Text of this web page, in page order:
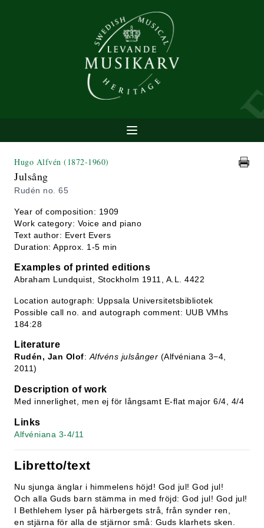
Hugo Alfvén (1872-1960)
Julsång
Rudén no. 65
Year of composition: 1909
Work category: Voice and piano
Text author: Evert Evers
Duration: Approx. 1-5 min
Examples of printed editions
Abraham Lundquist, Stockholm 1911, A.L. 4422
Location autograph: Uppsala Universitetsbibliotek
Possible call no. and autograph comment: UUB VMhs
184:28
Literature
Rudén, Jan Olof: Alfvéns julsånger (Alfvéniana 3−4,
2011)
Description of work
Med innerlighet, men ej för långsamt E-flat major 6/4, 4/4
Links
Alfvéniana 3-4/11
Libretto/text
Nu sjunga änglar i himmelens höjd! God jul! God jul!
Och alla Guds barn stämma in med fröjd: God jul! God jul!
I Bethlehem lyser på härbergets strå, från synder ren,
en stjärna för alla de stjärnor små: Guds klarhets sken.